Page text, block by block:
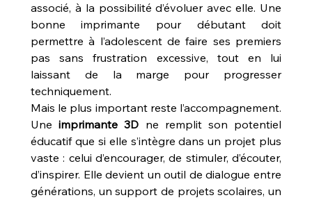
associé, à la possibilité d’évoluer avec elle. Une
bonne imprimante pour débutant doit
permettre à l’adolescent de faire ses premiers
pas sans frustration excessive, tout en lui
laissant de la marge pour progresser
techniquement.
Mais le plus important reste l’accompagnement.
Une imprimante 3D ne remplit son potentiel
éducatif que si elle s’intègre dans un projet plus
vaste : celui d’encourager, de stimuler, d’écouter,
d’inspirer. Elle devient un outil de dialogue entre
générations, un support de projets scolaires, un